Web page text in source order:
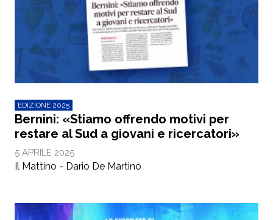
EDIZIONE 2025
Bernini: «Stiamo offrendo motivi per
restare al Sud a giovani e ricercatori»
5 APRILE 2025
Il Mattino - Dario De Martino